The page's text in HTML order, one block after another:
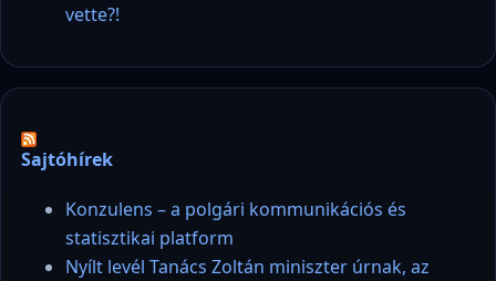
vette?!
Sajtóhírek
Konzulens – a polgári kommunikációs és
statisztikai platform
Nyílt levél Tanács Zoltán miniszter úrnak, az